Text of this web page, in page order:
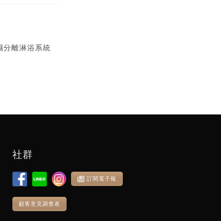
分離淋浴系統
社群
訂閱電子報
顧客意見調查表